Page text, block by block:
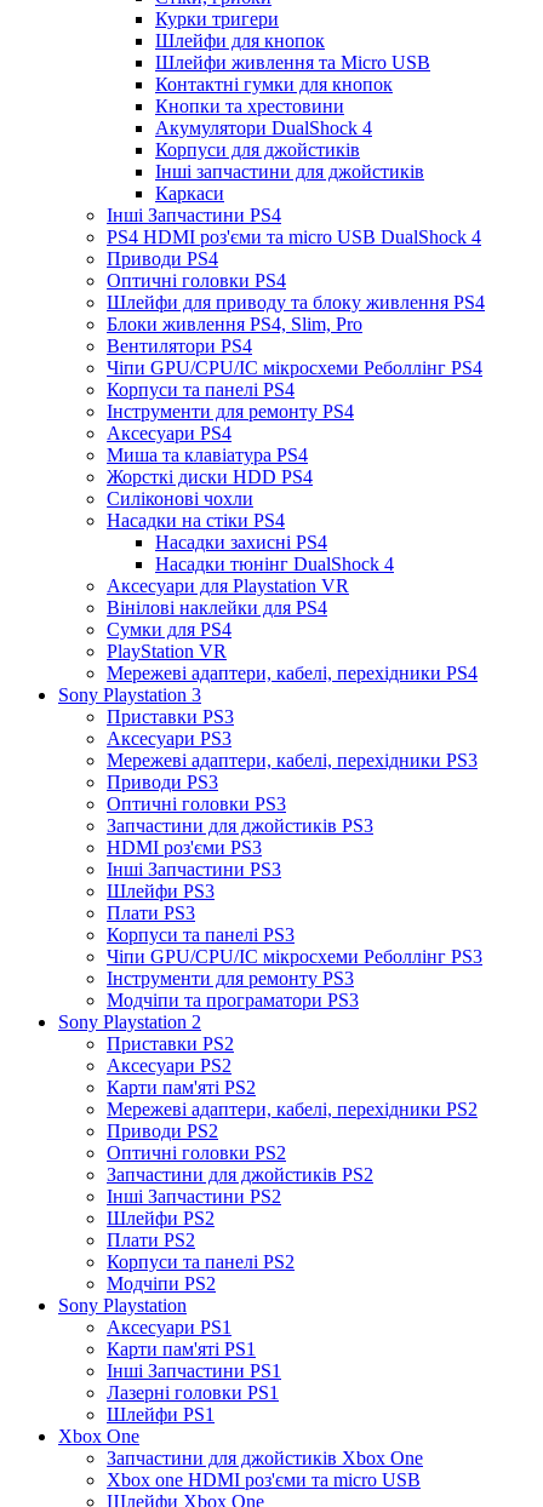
Курки тригери
Шлейфи для кнопок
Шлейфи живлення та Micro USB
Контактні гумки для кнопок
Кнопки та хрестовини
Акумулятори DualShock 4
Корпуси для джойстиків
Інші запчастини для джойстиків
Каркаси
Інші Запчастини PS4
PS4 HDMI роз'єми та micro USB DualShock 4
Приводи PS4
Оптичні головки PS4
Шлейфи для приводу та блоку живлення PS4
Блоки живлення PS4, Slim, Pro
Вентилятори PS4
Чіпи GPU/CPU/IC мікросхеми Реболлінг PS4
Корпуси та панелі PS4
Інструменти для ремонту PS4
Аксесуари PS4
Миша та клавіатура PS4
Жорсткі диски HDD PS4
Силіконові чохли
Насадки на стіки PS4
Насадки захисні PS4
Насадки тюнінг DualShock 4
Аксесуари для Playstation VR
Вінілові наклейки для PS4
Сумки для PS4
PlayStation VR
Мережеві адаптери, кабелі, перехідники PS4
Sony Playstation 3
Приставки PS3
Аксесуари PS3
Мережеві адаптери, кабелі, перехідники PS3
Приводи PS3
Оптичні головки PS3
Запчастини для джойстиків PS3
HDMI роз'єми PS3
Інші Запчастини PS3
Шлейфи PS3
Плати PS3
Корпуси та панелі PS3
Чіпи GPU/CPU/IC мікросхеми Реболлінг PS3
Інструменти для ремонту PS3
Модчіпи та програматори PS3
Sony Playstation 2
Приставки PS2
Аксесуари PS2
Карти пам'яті PS2
Мережеві адаптери, кабелі, перехідники PS2
Приводи PS2
Оптичні головки PS2
Запчастини для джойстиків PS2
Інші Запчастини PS2
Шлейфи PS2
Плати PS2
Корпуси та панелі PS2
Модчіпи PS2
Sony Playstation
Аксесуари PS1
Карти пам'яті PS1
Інші Запчастини PS1
Лазерні головки PS1
Шлейфи PS1
Xbox One
Запчастини для джойстиків Xbox One
Xbox one HDMI роз'єми та micro USB
Шлейфи Xbox One